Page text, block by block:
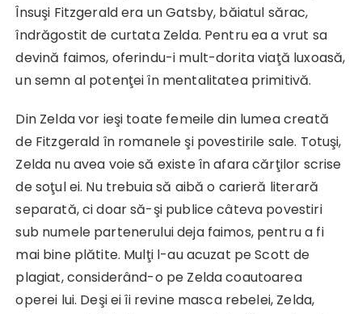
Însuşi Fitzgerald era un Gatsby, băiatul sărac,
îndrăgostit de curtata Zelda. Pentru ea a vrut sa
devină faimos, oferindu-i mult-dorita viaţă luxoasă,
un semn al potenţei în mentalitatea primitivă.
Din Zelda vor ieşi toate femeile din lumea creată
de Fitzgerald în romanele şi povestirile sale. Totuşi,
Zelda nu avea voie să existe în afara cărţilor scrise
de soţul ei. Nu trebuia să aibă o carieră literară
separată, ci doar să-şi publice câteva povestiri
sub numele partenerului deja faimos, pentru a fi
mai bine plătite. Mulţi l-au acuzat pe Scott de
plagiat, considerând-o pe Zelda coautoarea
operei lui. Deşi ei îi revine masca rebelei, Zelda,